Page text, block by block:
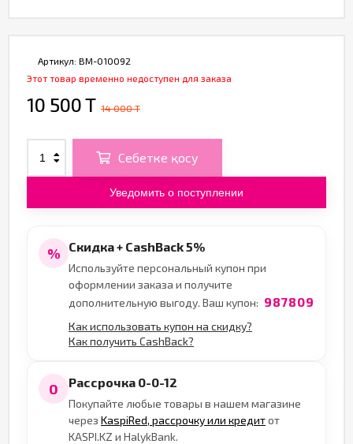
Артикул: BM-010092
Этот товар временно недоступен для заказа
10 500 T 14 000 T
Себетке қосу
Уведомить о поступлении
% Скидка + CashBack 5%
Используйте персональный купон при
оформлении заказа и получите
дополнительную выгоду. Ваш купон: 987809
Как использовать купон на скидку?
Как получить CashBack?
0 Рассрочка 0-0-12
Покупайте любые товары в нашем магазине
через KaspiRed, рассрочку или кредитот
KASPI.KZ и HalykBank.